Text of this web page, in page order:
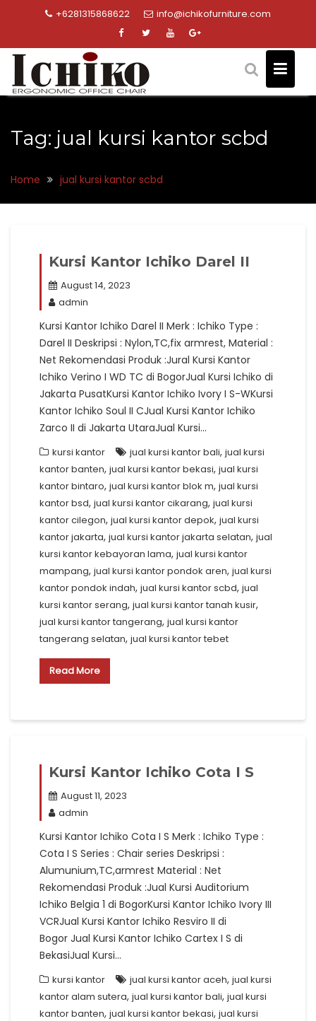
+6281315868622 info@ichikofurniture.com
Tag: jual kursi kantor scbd
Home jual kursi kantor scbd
Kursi Kantor Ichiko Darel II
August 14, 2023
admin
Kursi Kantor Ichiko Darel II Merk : Ichiko Type :
Darel II Deskripsi : Nylon,TC,fix armrest, Material :
Net Rekomendasi Produk :Jural Kursi Kantor
Ichiko Verino I WD TC di BogorJual Kursi Ichiko di
Jakarta PusatKursi Kantor Ichiko Ivory I S-WKursi
Kantor Ichiko Soul II CJual Kursi Kantor Ichiko
Zarco II di Jakarta UtaraJual Kursi…
kursi kantor jual kursi kantor bali, jual kursi
kantor banten, jual kursi kantor bekasi, jual kursi
kantor bintaro, jual kursi kantor blok m, jual kursi
kantor bsd, jual kursi kantor cikarang, jual kursi
kantor cilegon, jual kursi kantor depok, jual kursi
kantor jakarta, jual kursi kantor jakarta selatan, jual
kursi kantor kebayoran lama, jual kursi kantor
mampang, jual kursi kantor pondok aren, jual kursi
kantor pondok indah, jual kursi kantor scbd, jual
kursi kantor serang, jual kursi kantor tanah kusir,
jual kursi kantor tangerang, jual kursi kantor
tangerang selatan, jual kursi kantor tebet
Read More
Kursi Kantor Ichiko Cota I S
August 11, 2023
admin
Kursi Kantor Ichiko Cota I S Merk : Ichiko Type :
Cota I S Series : Chair series Deskripsi :
Alumunium,TC,armrest Material : Net
Rekomendasi Produk :Jual Kursi Auditorium
Ichiko Belgia 1 di BogorKursi Kantor Ichiko Ivory III
VCRJual Kursi Kantor Ichiko Resviro II di
Bogor Jual Kursi Kantor Ichiko Cartex I S di
BekasiJual Kursi…
kursi kantor jual kursi kantor aceh, jual kursi
kantor alam sutera, jual kursi kantor bali, jual kursi
kantor banten, jual kursi kantor bekasi, jual kursi